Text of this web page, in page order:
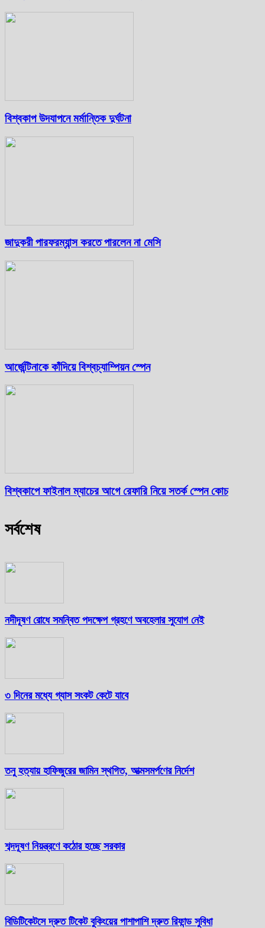
বিশ্বকাপ উদযাপনে মর্মান্তিক দুর্ঘটনা
জাদুকরী পারফরম্যান্স করতে পারলেন না মেসি
আর্জেন্টিনাকে কাঁদিয়ে বিশ্বচ্যাম্পিয়ন স্পেন
বিশ্বকাপে ফাইনাল ম্যাচের আগে রেফারি নিয়ে সতর্ক স্পেন কোচ
সর্বশেষ
নদীদূষণ রোধে সমন্বিত পদক্ষেপ গ্রহণে অবহেলার সুযোগ নেই
৩ দিনের মধ্যে গ্যাস সংকট কেটে যাবে
তনু হত্যায় হাফিজুরের জামিন স্থগিত, আত্মসমর্পণের নির্দেশ
শব্দদূষণ নিয়ন্ত্রণে কঠোর হচ্ছে সরকার
বিডিটিকেটসে দ্রুত টিকেট বুকিংয়ের পাশাপাশি দ্রুত রিফান্ড সুবিধা